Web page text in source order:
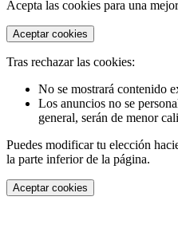
Acepta las cookies para una
Aceptar cookies
Tras rechazar las cookies:
No se mostrará contenido
Los anuncios no se
general, serán de menor
Puedes modificar tu elección
la parte inferior de la página.
Aceptar cookies